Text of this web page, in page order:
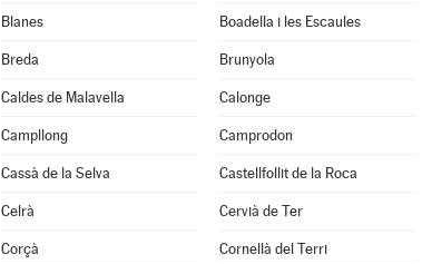
Blanes Boadella i les Escaules
Breda Brunyola
Caldes de Malavella Calonge
Campllong Camprodon
Cassà de la Selva Castellfollit de la Roca
Celrà Cervià de Ter
Corçà Cornellà del Terri